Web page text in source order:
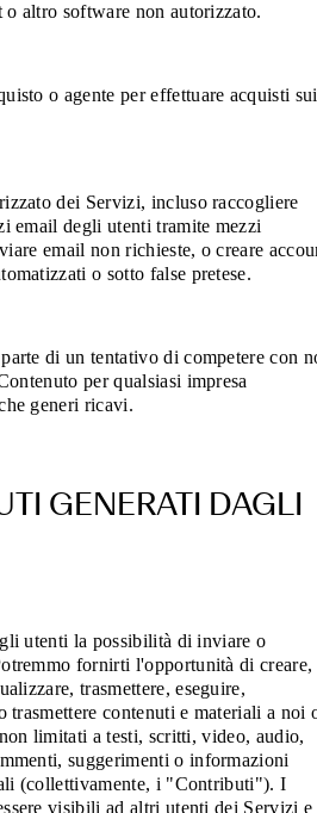
o altro software non autorizzato.
o agente per effettuare acquisti sui
dei Servizi, incluso raccogliere
email degli utenti tramite mezzi
email non richieste, o creare
o sotto false pretese.
di un tentativo di competere con
per qualsiasi impresa
generi ricavi.
GENERATI DAGLI
utenti la possibilità di inviare o
fornirti l'opportunità di creare,
trasmettere, eseguire,
trasmettere contenuti e materiali a noi
limitati a testi, scritti, video, audio,
suggerimenti o informazioni
(collettivamente, i "Contributi"). I
visibili ad altri utenti dei Servizi e